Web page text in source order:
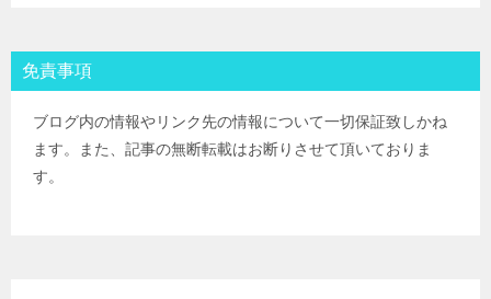
岡三証券IPOﾙｰﾙ
ＧＭＯクリック証券
アイザワ証券IPOﾙｰﾙ
むさし証券
IPOﾙｰﾙ
マネックス証券
免責事項
ブログ内の情報やリンク先の情報について一切保証致しかね
ます。また、記事の無断転載はお断りさせて頂いておりま
す。